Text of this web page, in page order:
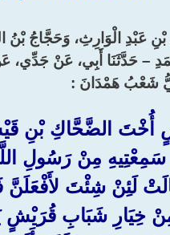
عَبْدِ الْوَارِثِ، وَحَجَّاجُ بْنُ
– حَدَّثَنَا أَبِي، عَنْ جَدِّي،
شَعْبُ هَمْدَانَ :‏
أُخْتَ الضَّحَّاكِ بْنِ
سَمِعْتِيهِ مِنْ رَسُولِ
لَئِنْ شِئْتَ لأَفْعَلَنَّ
خِيَارِ شَبَابِ قُرَيْشٍ